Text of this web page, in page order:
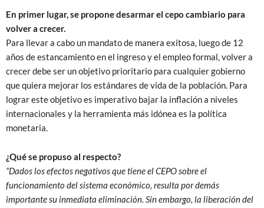
En primer lugar, se propone desarmar el cepo cambiario para
volver a crecer.
Para llevar a cabo un mandato de manera exitosa, luego de 12
años de estancamiento en el ingreso y el empleo formal, volver a
crecer debe ser un objetivo prioritario para cualquier gobierno
que quiera mejorar los estándares de vida de la población. Para
lograr este objetivo es imperativo bajar la inflación a niveles
internacionales y la herramienta más idónea es la política
monetaria.
¿Qué se propuso al respecto?
“Dados los efectos negativos que tiene el CEPO sobre el
funcionamiento del sistema económico, resulta por demás
importante su inmediata eliminación. Sin embargo, la liberación del